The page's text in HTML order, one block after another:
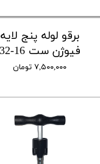
برقو لوله پنج لایه
فیوژن ست 16-32
۷,۵۰۰,۰۰۰ تومان